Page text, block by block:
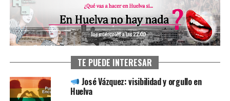
TE PUEDE INTERESAR
José Vázquez: visibilidad y orgullo en
Huelva